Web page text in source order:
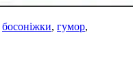
босоніжки, гумор,